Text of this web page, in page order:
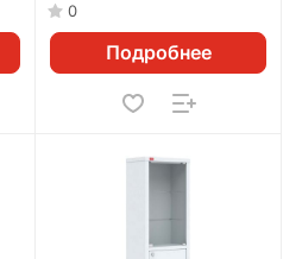
0
Подробнее